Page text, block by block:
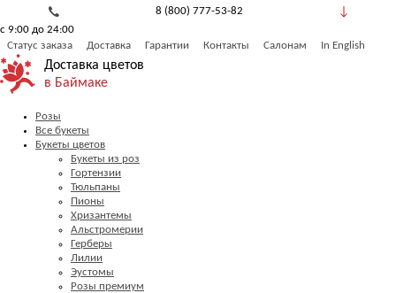
8 (800) 777-53-82
с 9:00 до 24:00
Статус заказа
Доставка Гарантии Контакты Салонам In English
Доставка цветов
в Баймаке
Розы
Все букеты
Букеты цветов
Букеты из роз
Гортензии
Тюльпаны
Пионы
Хризантемы
Альстромерии
Герберы
Лилии
Эустомы
Розы премиум